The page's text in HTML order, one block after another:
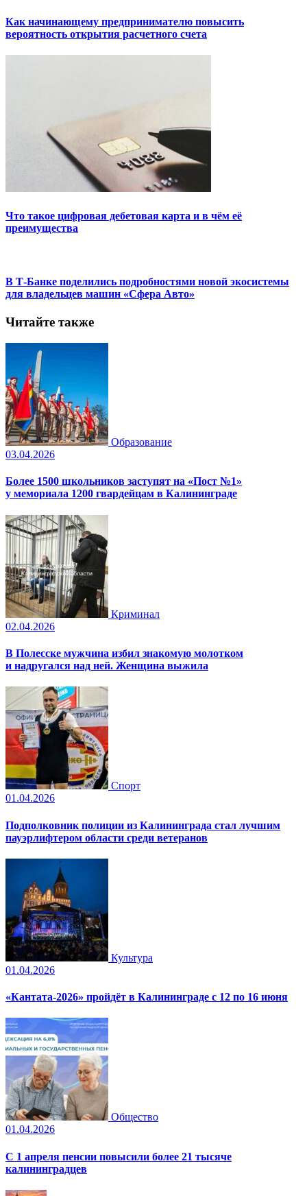
Как начинающему предпринимателю повысить
вероятность открытия расчетного счета
Что такое цифровая дебетовая карта и в чём её
преимущества
В Т-Банке поделились подробностями новой экосистемы
для владельцев машин «Сфера Авто»
Читайте также
Образование
03.04.2026
Более 1500 школьников заступят на «Пост №1»
у мемориала 1200 гвардейцам в Калининграде
Криминал
02.04.2026
В Полесске мужчина избил знакомую молотком
и надругался над ней. Женщина выжила
Спорт
01.04.2026
Подполковник полиции из Калининграда стал лучшим
пауэрлифтером области среди ветеранов
Культура
01.04.2026
«Кантата-2026» пройдёт в Калининграде с 12 по 16 июня
Общество
01.04.2026
С 1 апреля пенсии повысили более 21 тысяче
калининградцев